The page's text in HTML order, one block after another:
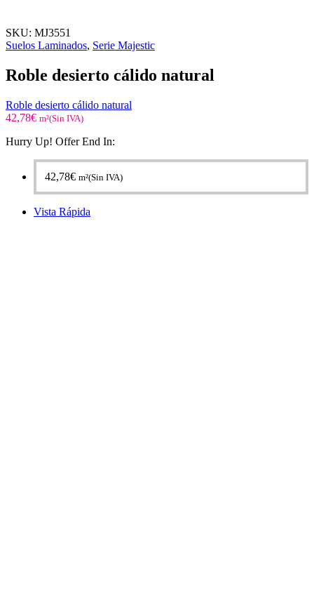
SKU: MJ3551
Suelos Laminados, Serie Majestic
Roble desierto cálido natural
Roble desierto cálido natural
42,78€ m²(Sin IVA)
Hurry Up! Offer End In:
42,78€ m²(Sin IVA)
Vista Rápida